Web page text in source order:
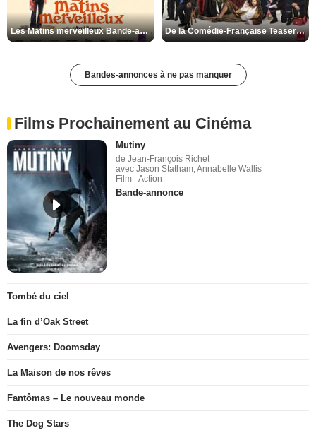
Les Matins merveilleux Bande-annonce VF De la Comédie-Française Teaser VF
Bandes-annonces à ne pas manquer
Films Prochainement au Cinéma
Mutiny
de Jean-François Richet
avec Jason Statham, Annabelle Wallis
Film - Action
Bande-annonce
Tombé du ciel
La fin d’Oak Street
Avengers: Doomsday
La Maison de nos rêves
Fantômas – Le nouveau monde
The Dog Stars